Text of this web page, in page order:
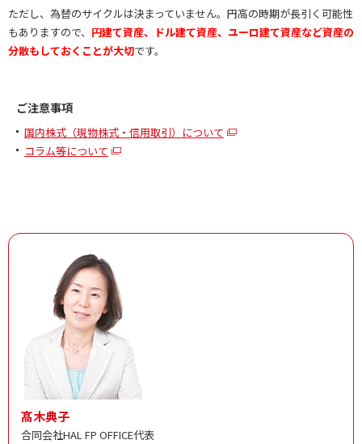
ただし、為替のサイクルは決まっていません。円高の時期が長引く可能性
もありますので、 円建て資産、ドル建て資産、ユーロ建て資産など資産の
分散もしておくことが大切です。
ご注意事項
国内株式（現物株式・信用取引）について
コラム等について
髙木典子
合同会社HAL FP OFFICE代表